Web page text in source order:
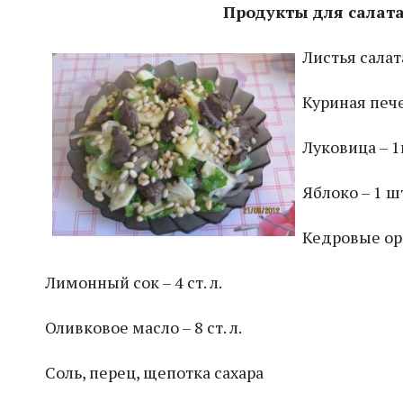
Продукты для
Листья
Куриная
Луковица –
Яблоко – 1
Кедровые
Лимонный сок – 4 ст. л.
Оливковое масло – 8 ст. л.
Соль, перец, щепотка сахара